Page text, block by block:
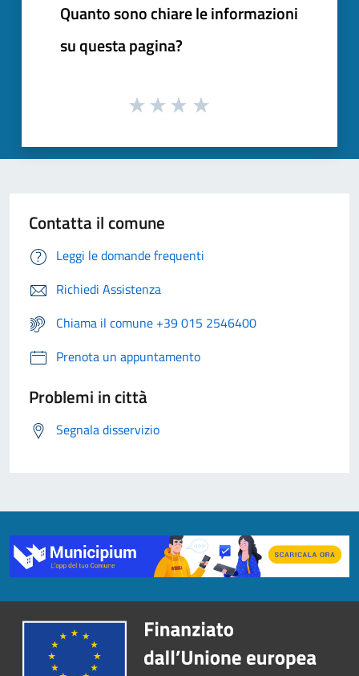
Quanto sono chiare le informazioni
su questa pagina?
Contatta il comune
Leggi le domande frequenti
Richiedi Assistenza
Chiama il comune +39 015 2546400
Prenota un appuntamento
Problemi in città
Segnala disservizio